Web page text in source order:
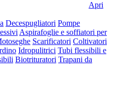
Apri
Decespugliatori Pompe
Aspirafoglie e soffiatori per
Scarificatori Coltivatori
Idropulitrici Tubi flessibili e
Biotrituratori Trapani da